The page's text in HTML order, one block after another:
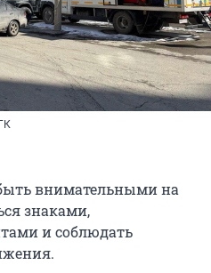
внимательными на
знаками,
и соблюдать